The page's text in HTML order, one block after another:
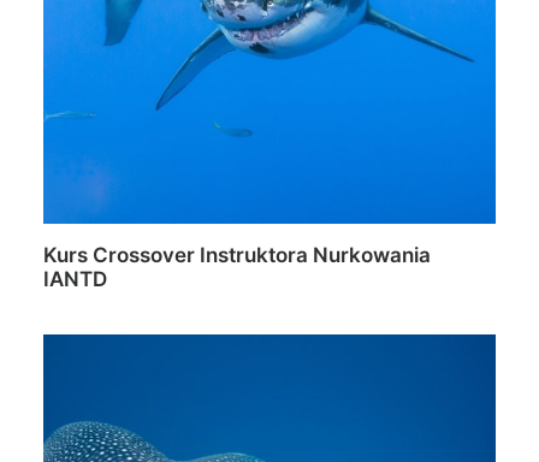
Kurs Crossover Instruktora Nurkowania
IANTD